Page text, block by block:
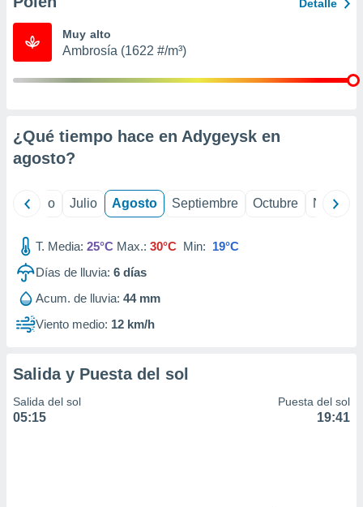
publicidad
1199
Detalle
Muy alto
Ambrosía (1622 #/m³)
¿Qué tiempo hace en Adygeysk en
agosto?
Junio Julio Agosto Septiembre Octubre
T. Media: 25°C Max.: 30°C Min: 19°C
Días de lluvia: 6 días
Acum. de lluvia: 44 mm
Viento medio: 12 km/h
Salida y Puesta del sol
Salida del sol
05:15
Puesta del sol
19:41